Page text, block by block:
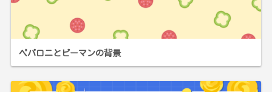
ペパロニとピーマンの背景